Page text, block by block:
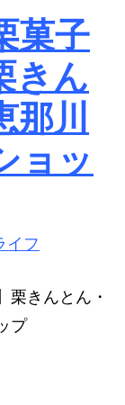
菓子
きん
那川
ョッ
イフ
栗きんとん・
プ